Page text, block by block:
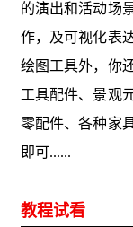
的演出和活动场
作，及可视化表
绘图工具外，你
工具配件、景观
零配件、各种家
即可......
教程试看